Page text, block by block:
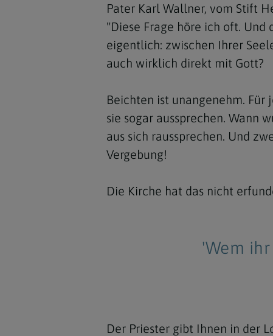
Pater Karl Wallner, vom Stift
"Diese Frage höre ich oft. Und
eigentlich: zwischen Ihrer
auch wirklich direkt mit Gott?
Beichten ist unangenehm. Für
sie sogar aussprechen. Wann
aus sich raussprechen. Und
Vergebung!
Die Kirche hat das nicht
'Wem
Der Priester gibt Ihnen in der